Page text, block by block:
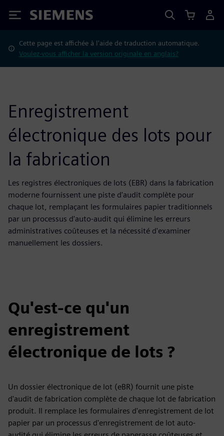
Siemens
Cette page est affichée à l'aide de traduction automatique.
Voulez-vous afficher la version originale en anglais?
Enregistrement
électronique des lots pour
la fabrication
Les registres électroniques de lots (EBR) dans la fabrication
moderne fournissent une piste d'audit complète pour
chaque lot, remplaçant les formulaires papier traditionnels
par un processus d'auto-audit qui élimine les erreurs
administratives coûteuses et la nécessité d'examiner
manuellement les dossiers.
Qu'est-ce qu'un
enregistrement
électronique de lots ?
Un dossier électronique de lot (eBR) fournit une piste
d'audit de fabrication complète de chaque lot de fabrication
produit. Il remplace les formulaires d'enregistrement de lot
papier par un processus d'enregistrement de lot auto-